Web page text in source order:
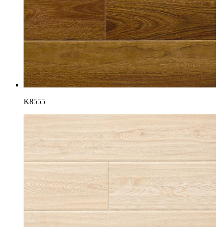
K8555